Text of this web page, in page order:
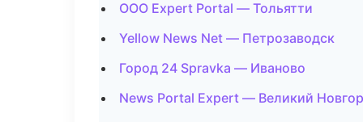
ООО Expert Portal — Тольятти
Yellow News Net — Петрозаводск
Город 24 Spravka — Иваново
News Portal Expert — Великий